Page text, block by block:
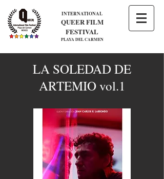
INTERNATIONAL
QUEER FILM
FESTIVAL
PLAYA DEL CARMEN
LA SOLEDAD DE
ARTEMIO vol.1